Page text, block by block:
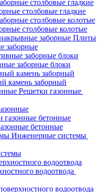
столбовые гладкие
столбовые колотые
Плиты
заборные
заборные блоки
камень заборный
Решетки газонные
бетонные
Инженерные системы
водоотвода
водоотвода